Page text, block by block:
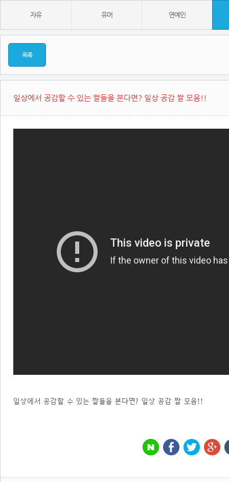
자유 유머 연예인
목록
일상에서 공감할 수 있는 짤들을 본다면? 일상 공감 짤 모음!!
일상에서 공감할 수 있는 짤들을 본다면? 일상 공감 짤 모음!!